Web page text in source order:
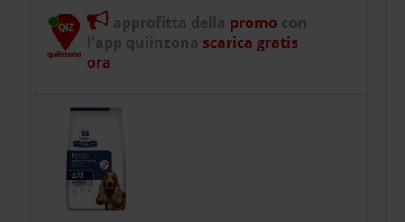
approfitta della promo con
l'app quiinzona scarica gratis
ora